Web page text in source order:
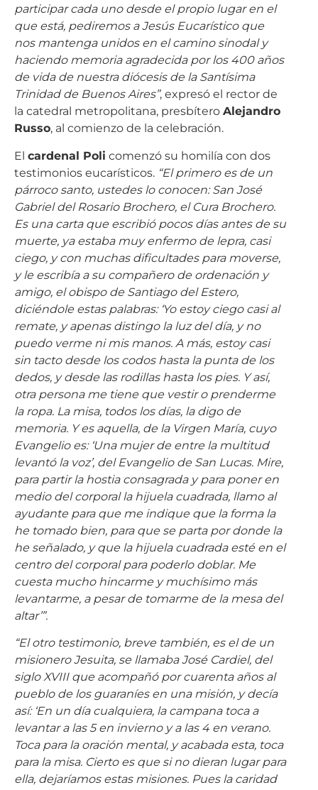
participar cada uno desde el propio lugar en el
que está, pediremos a Jesús Eucarístico que
nos mantenga unidos en el camino sinodal y
haciendo memoria agradecida por los 400 años
de vida de nuestra diócesis de la Santísima
Trinidad de Buenos Aires”, expresó el rector de
la catedral metropolitana, presbítero Alejandro
Russo, al comienzo de la celebración.
El cardenal Poli comenzó su homilía con dos
testimonios eucarísticos. “El primero es de un
párroco santo, ustedes lo conocen: San José
Gabriel del Rosario Brochero, el Cura Brochero.
Es una carta que escribió pocos días antes de su
muerte, ya estaba muy enfermo de lepra, casi
ciego, y con muchas dificultades para moverse,
y le escribía a su compañero de ordenación y
amigo, el obispo de Santiago del Estero,
diciéndole estas palabras: ‘Yo estoy ciego casi al
remate, y apenas distingo la luz del día, y no
puedo verme ni mis manos. A más, estoy casi
sin tacto desde los codos hasta la punta de los
dedos, y desde las rodillas hasta los pies. Y así,
otra persona me tiene que vestir o prenderme
la ropa. La misa, todos los días, la digo de
memoria. Y es aquella, de la Virgen María, cuyo
Evangelio es: ‘Una mujer de entre la multitud
levantó la voz’, del Evangelio de San Lucas. Mire,
para partir la hostia consagrada y para poner en
medio del corporal la hijuela cuadrada, llamo al
ayudante para que me indique que la forma la
he tomado bien, para que se parta por donde la
he señalado, y que la hijuela cuadrada esté en el
centro del corporal para poderlo doblar. Me
cuesta mucho hincarme y muchísimo más
levantarme, a pesar de tomarme de la mesa del
altar’”.
“El otro testimonio, breve también, es el de un
misionero Jesuita, se llamaba José Cardiel, del
siglo XVIII que acompañó por cuarenta años al
pueblo de los guaraníes en una misión, y decía
así: ‘En un día cualquiera, la campana toca a
levantar a las 5 en invierno y a las 4 en verano.
Toca para la oración mental, y acabada esta, toca
para la misa. Cierto es que si no dieran lugar para
ella, dejaríamos estas misiones. Pues la caridad